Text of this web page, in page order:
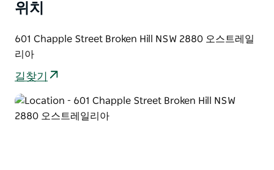
위한 공간으로 모든 반려견이 안전하고 즐겁게 뛰어놀 수
넓은 잔디밭 접근성이 좋은 산책로 그리고 탁 트인 공간은
피크닉 가벼운 모임 또는 브로큰 힐을 여행하는 중 잠시
쉬어가기에 더할 나위 없이 좋은 장소입니다. 아이들을 즐
공간을 마련해주고 싶든 퀸 엘리자베스 공원은 도심에서
가까운 곳에 신선하고 푸르른 매력적인 휴식처를 제공합
위치
601 Chapple Street Broken Hill NSW 2880 오스트레일
리아
길찾기